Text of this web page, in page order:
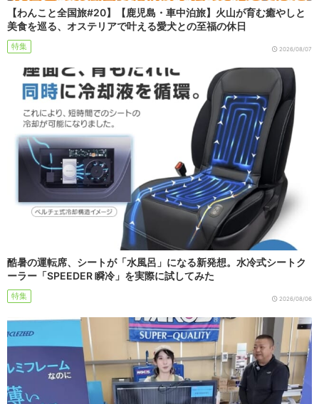
【わんこと全国旅#20】【鹿児島・車中泊旅】火山が育む癒やしと
美食を巡る、オステリアで叶える愛犬との至福の休日
特集 2026/08/07
酷暑の運転席、シートが「水風呂」になる新発想。水冷式シートク
ーラー「SPEEDER 瞬冷」を実際に試してみた
特集 2026/08/06